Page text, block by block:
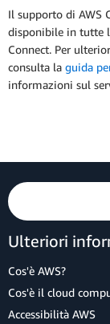
Il supporto di AWS
disponibile in tutte
Connect. Per
consulta la guida
informazioni sul
Ulteriori
Cos'è AWS?
Cos'è il cloud
Accessibilità AWS